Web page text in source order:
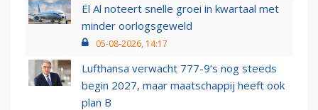
El Al noteert snelle groei in kwartaal met
minder oorlogsgeweld
05-08-2026, 14:17
Lufthansa verwacht 777-9’s nog steeds
begin 2027, maar maatschappij heeft ook
plan B